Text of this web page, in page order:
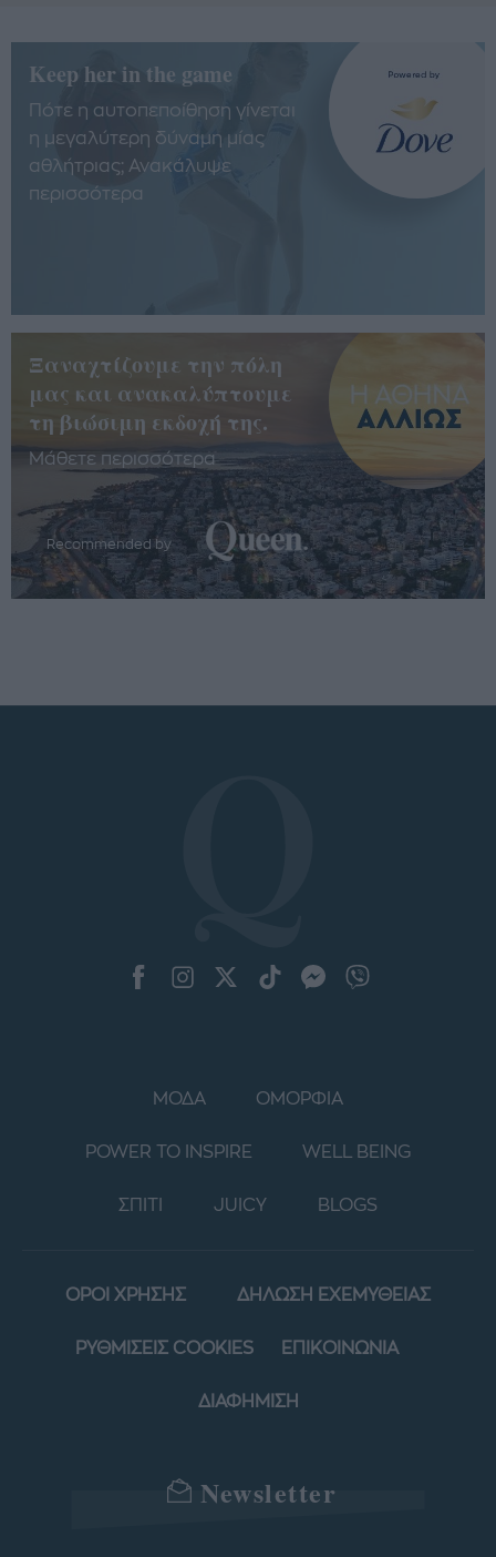
Keep her in the game
Πότε η αυτοπεποίθηση γίνεται
η μεγαλύτερη δύναμη μίας
αθλήτριας; Ανακάλυψε
περισσότερα
Ξαναχτίζουμε την πόλη
μας και ανακαλύπτουμε
τη βιώσιμη εκδοχή της.
Μάθετε περισσότερα
Recommended by
ΜΟΔΑ ΟΜΟΡΦΙΑ
POWER TO INSPIRE WELL BEING
ΣΠΙΤΙ JUICY BLOGS
ΟΡΟΙ ΧΡΗΣΗΣ ΔΗΛΩΣΗ ΕΧΕΜΥΘΕΙΑΣ
ΡΥΘΜΙΣΕΙΣ COOKIES ΕΠΙΚΟΙΝΩΝΙΑ
ΔΙΑΦΗΜΙΣΗ
Newsletter